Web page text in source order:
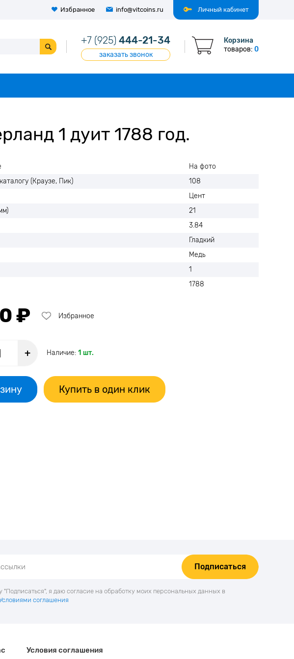
Личный кабинет
Избранное info@vitcoins.ru
+7 (925) 444-21-34
заказать звонок
Корзина
товаров: 0
1 дуит 1788 год.
На фото
(Краузе, Пик)
108
Цент
21
3.84
Гладкий
Медь
1
1788
₽ Избранное
+ Наличие: 1 шт.
Купить в один клик
Подписаться
я даю согласие на обработку моих персональных данных в
соглашения
Условия соглашения